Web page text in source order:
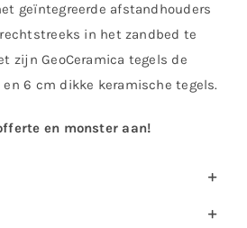
geïntegreerde afstandhouders
in het zandbed te
zijn GeoCeramica tegels de
en 6 cm dikke keramische tegels.
en monster aan!